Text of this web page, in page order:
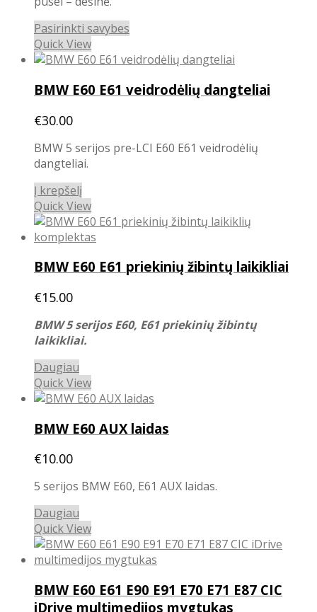
Pasirinkti savybes
has
variants.
be
product
page
Quick View
BMW E60 E61 veidrodėlių dangteliai
€30.00
BMW 5 serijos pre-LCI E60 E61 veidrodėlių
dangteliai.
Į krepšelį
Quick View
BMW E60 E61 priekinių žibintų laikikliai
€15.00
BMW 5 serijos E60, E61 priekinių žibintų
laikikliai.
Daugiau
Quick View
BMW E60 AUX laidas
€10.00
5 serijos BMW E60, E61 AUX laidas.
Daugiau
Quick View
BMW E60 E61 E90 E91 E70 E71 E87 CIC
iDrive multimedijos mygtukas